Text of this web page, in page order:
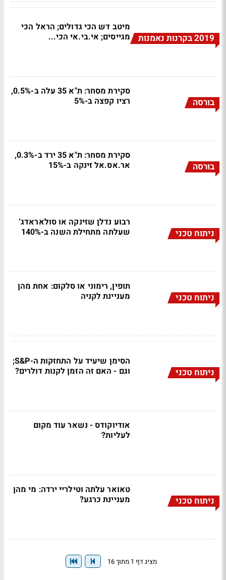
2019 בקרנות נאמנות
מיטב דש הכי גדולים; הראל הכי
מגייסים; אי.בי.אי הכי...
בורסה
סקירת מסחר: ת"א 35 עלה ב-0.5%,
רציו קפצה ב-5%
בורסה
סקירת מסחר: ת"א 35 ירד ב-0.3%,
אר.אס.אל זינקה ב-15%
ניתוח טכני
רבוע נדלן שזינקה או סולאראדג'
שעלתה מתחילת השנה ב-140%
ניתוח טכני
תופין, רימוני או סלקום: אחת מהן
מעניינת לקניה
ניתוח טכני
הסימן שיעיד על התחזקות ה-S&P;
וגם - האם זה הזמן לקנות דולרים?
אודיוקודס - נשאר עוד מקום
לעליות?
ניתוח טכני
טאואר עלתה וטילריי ירדה: מי מהן
מעניינת כרגע?
מציג דף 1 מתוך 16